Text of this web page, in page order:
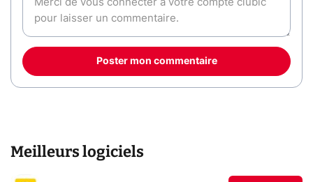
Poster mon commentaire
Meilleurs logiciels